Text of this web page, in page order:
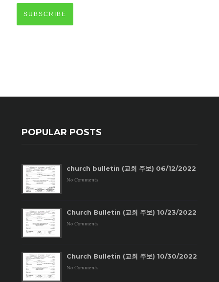
SUBSCRIBE
POPULAR POSTS
church bulletin (교회 주보) 06/12/2022
No Comments
Church Bulletin (교회 주보) 10/23/2022
No Comments
Church Bulletin (교회 주보) 10/30/2022
No Comments